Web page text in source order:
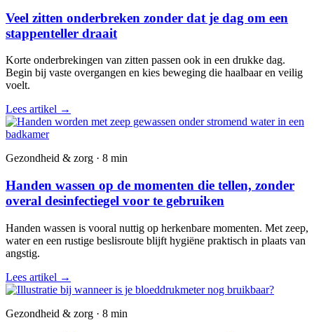
Veel zitten onderbreken zonder dat je dag om een
stappenteller draait
Korte onderbrekingen van zitten passen ook in een drukke dag.
Begin bij vaste overgangen en kies beweging die haalbaar en veilig
voelt.
Lees artikel →
Gezondheid & zorg · 8 min
Handen wassen op de momenten die tellen, zonder
overal desinfectiegel voor te gebruiken
Handen wassen is vooral nuttig op herkenbare momenten. Met zeep,
water en een rustige beslisroute blijft hygiëne praktisch in plaats van
angstig.
Lees artikel →
Gezondheid & zorg · 8 min